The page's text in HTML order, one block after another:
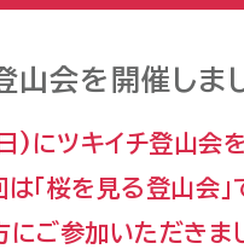
山会を開催しま
にツキイチ登山会
は「桜を見る登山会」
ご参加いただきま